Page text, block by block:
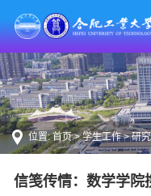
位置:首页>学生工作>研
信笺传情：数学学院